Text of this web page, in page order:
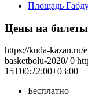
Площадь
Цены на билеты
https://kuda-kazan.ru/
basketbolu-2020/ 0
15T00:22:00+03:00
Бесплатно